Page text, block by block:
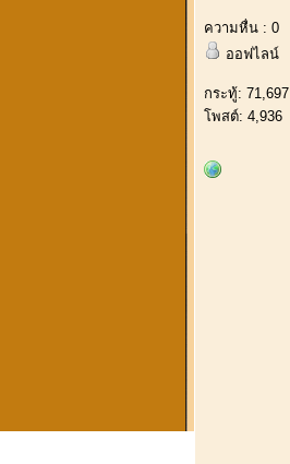
ความหื่น : 0
ออฟไลน์
กระทู้: 71,697
โพสต์: 4,936